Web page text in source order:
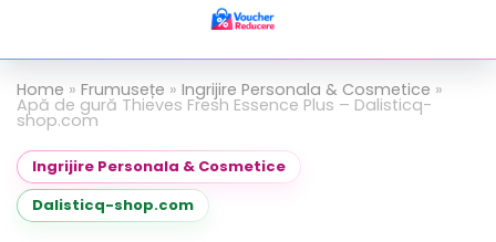
Home » Frumusețe » Ingrijire Personala & Cosmetice »
Apă de gură Thieves Fresh Essence Plus – Dalisticq-
shop.com
Ingrijire Personala & Cosmetice
Dalisticq-shop.com